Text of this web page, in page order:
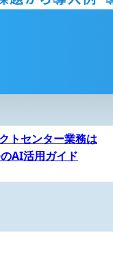
トセンター業務は
AI活用ガイド